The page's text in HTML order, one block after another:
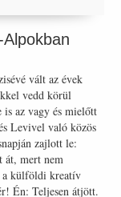
vált az évek
vedd körül
az vagy és mielőtt
Levivel való közös
zajlott le:
át, mert nem
a külföldi kreatív
Én: Teljesen átjött.